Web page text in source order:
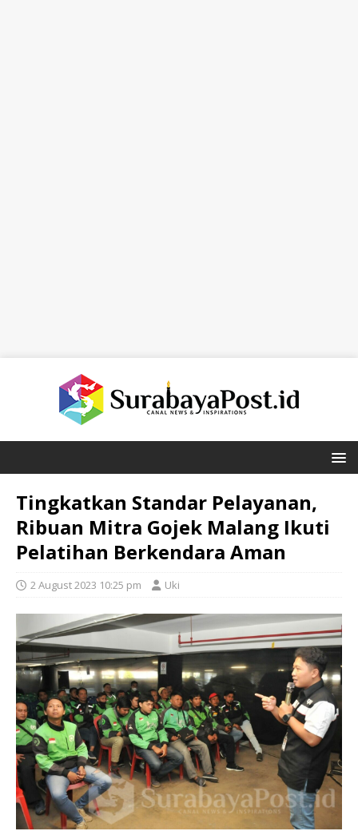
Tingkatkan Standar Pelayanan,
Ribuan Mitra Gojek Malang Ikuti
Pelatihan Berkendara Aman
2 August 2023 10:25 pm Uki